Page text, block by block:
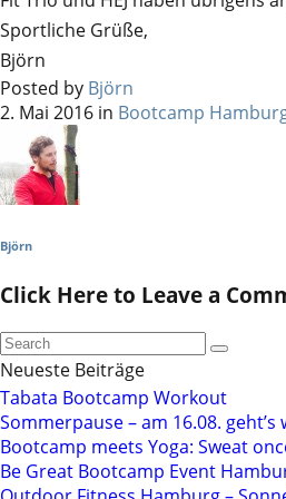
Sportliche Grüße,
Björn
Posted by Björn
2. Mai 2016 in Bootcamp
Björn
Click Here to Leave a
Neueste Beiträge
Tabata Bootcamp Workout
Sommerpause – am 16.08. geht’s
Bootcamp meets Yoga: Sweat
Be Great Bootcamp Event